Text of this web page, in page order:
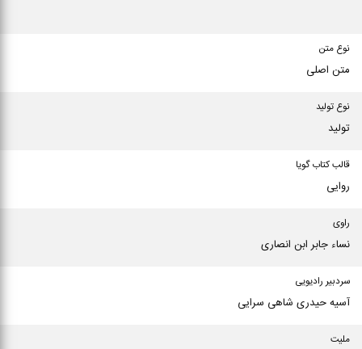
نوع متن
متن اصلی
نوع تولید
تولید
قالب کتاب گویا
روایی
راوی
نساء جابر ابن انصاری
سردبیر رادیویی
آسیه حیدری شاهی سرایی
ملیت